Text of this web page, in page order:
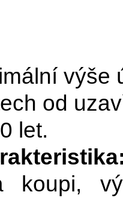
výše
od
let.
koupi,